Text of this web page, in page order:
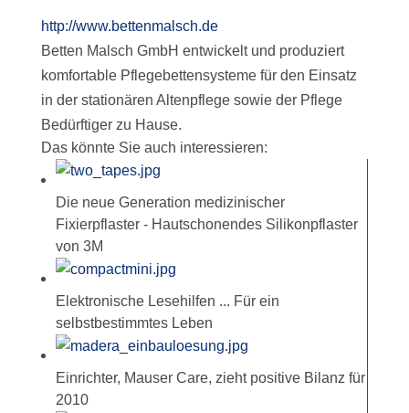
http://www.bettenmalsch.de
Betten Malsch GmbH entwickelt und produziert
komfortable Pflegebettensysteme für den Einsatz
in der stationären Altenpflege sowie der Pflege
Bedürftiger zu Hause.
Das könnte Sie auch interessieren:
Die neue Generation medizinischer
Fixierpflaster - Hautschonendes Silikonpflaster
von 3M
Elektronische Lesehilfen ... Für ein
selbstbestimmtes Leben
Einrichter, Mauser Care, zieht positive Bilanz für
2010